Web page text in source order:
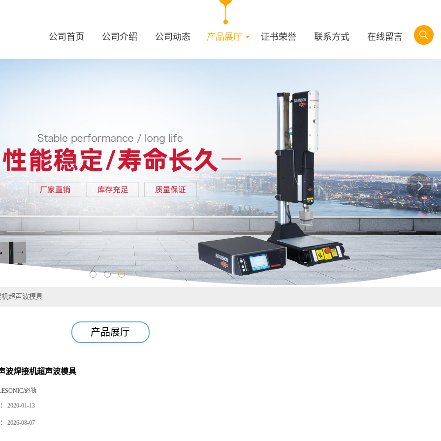
公司首页 公司介绍 公司动态 产品展厅 证书荣誉 联系方式 在线留言
超声波模具
产品展厅
波焊接机超声波模具
必勒
2020-01-13
2026-08-07